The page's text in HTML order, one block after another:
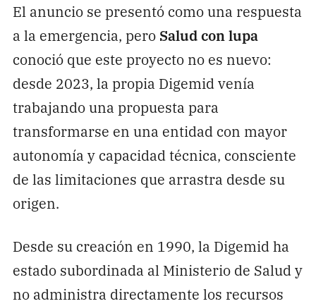
El anuncio se presentó como una respuesta
a la emergencia, pero Salud con lupa
conoció que este proyecto no es nuevo:
desde 2023, la propia Digemid venía
trabajando una propuesta para
transformarse en una entidad con mayor
autonomía y capacidad técnica, consciente
de las limitaciones que arrastra desde su
origen.
Desde su creación en 1990, la Digemid ha
estado subordinada al Ministerio de Salud y
no administra directamente los recursos